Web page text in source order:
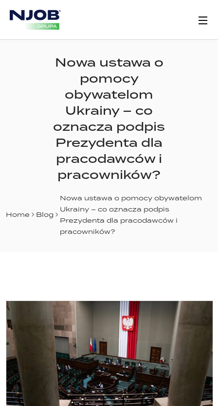
Nowa ustawa o
pomocy
obywatelom
Ukrainy – co
oznacza podpis
Prezydenta dla
pracodawców i
pracowników?
Home Blog
Nowa ustawa o pomocy obywatelom
Ukrainy – co oznacza podpis
Prezydenta dla pracodawców i
pracowników?